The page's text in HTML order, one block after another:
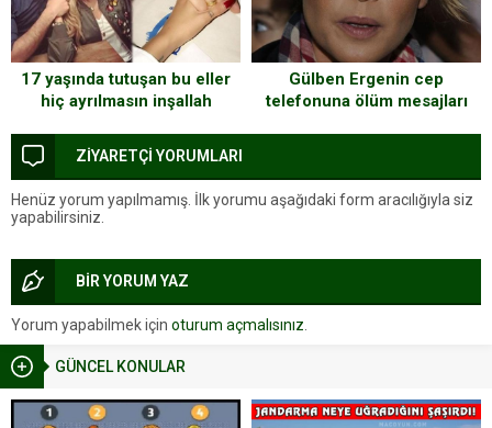
GÜNCEL KONULAR
17 yaşında tutuşan bu eller
hiç ayrılmasın inşallah
Gülben Ergenin cep
telefonuna ölüm mesajları
ZİYARETÇİ YORUMLARI
Henüz yorum yapılmamış. İlk yorumu aşağıdaki form aracılığıyla siz
yapabilirsiniz.
BİR YORUM YAZ
Yorum yapabilmek için oturum açmalısınız.